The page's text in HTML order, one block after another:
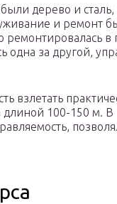
дерево и сталь,
и ремонт
в
одна за другой,
взлетать
длиной 100-150 м. В